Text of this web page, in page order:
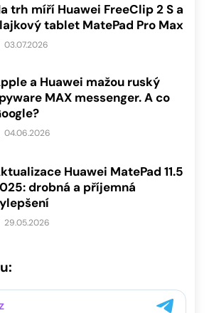
trh míří Huawei FreeClip 2 S a
tablet MatePad Pro Max
03.07.2026
a Huawei mažou ruský
MAX messenger. A co
04.06.2026
Huawei MatePad 11.5
drobná a příjemná
29.05.2026